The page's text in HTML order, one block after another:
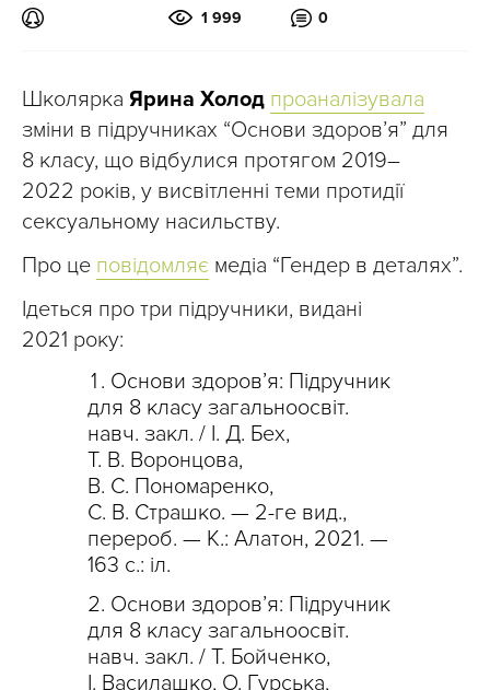
1 999 0
Школярка Ярина Холод проаналізувала
зміни в підручниках “Основи здоров’я” для
8 класу, що відбулися протягом 2019–
2022 років, у висвітленні теми протидії
сексуальному насильству.
Про це повідомляє медіа “Гендер в деталях”.
Ідеться про три підручники, видані
2021 року:
Основи здоров’я: Підручник
для 8 класу загальноосвіт.
навч. закл. / І. Д. Бех,
Т. В. Воронцова,
В. С. Пономаренко,
С. В. Страшко. — 2-ге вид.,
перероб. — К.: Алатон, 2021. —
163 с.: іл.
Основи здоров’я: Підручник
для 8 класу загальноосвіт.
навч. закл. / Т. Бойченко,
І. Василашко, О. Гурська,